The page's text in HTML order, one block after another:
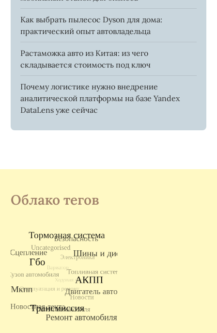
Как выбрать пылесос Dyson для дома:
практический опыт автовладельца
Растаможка авто из Китая: из чего
складывается стоимость под ключ
Почему логистике нужно внедрение
аналитической платформы на базе Yandex
DataLens уже сейчас
Облако тегов